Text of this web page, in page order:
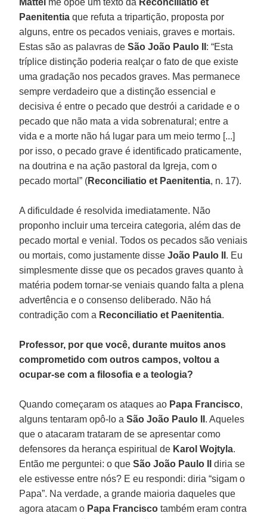
Paenitentia que refuta a tripartição, proposta por
alguns, entre os pecados veniais, graves e mortais.
Estas são as palavras deSão João Paulo II : “Esta
tríplice distinção poderia realçar o fato de que existe
uma gradação nos pecados graves. Mas permanece
sempre verdadeiro que a distinção essencial e
decisiva é entre o pecado que destrói a caridade e o
pecado que não mata a vida sobrenatural; entre a
vida e a morte não há lugar para um meio termo [...]
por isso, o pecado grave é identificado praticamente,
na doutrina e na ação pastoral da Igreja, com o
pecado mortal” (Reconciliatio et Paenitentia, n. 17).
A dificuldade é resolvida imediatamente. Não
proponho incluir uma terceira categoria, além das de
pecado mortal e venial. Todos os pecados são veniais
ou mortais, como justamente disseJoão Paulo II . Eu
simplesmente disse que os pecados graves quanto à
matéria podem tornar-se veniais quando falta a plena
advertência e o consenso deliberado. Não há
contradição com a Reconciliatio et Paenitentia.
Professor, por que você, durante muitos anos
comprometido com outros campos, voltou a
ocupar-se com a filosofia e a teologia?
Quando começaram os ataques ao Papa Francisco,
alguns tentaram opô-lo aSão João Paulo II . Aqueles
que o atacaram trataram de se apresentar como
defensores da herança espiritual de Karol Wojtyla.
Então me perguntei: o queSão João Paulo II
diria se
ele estivesse entre nós? E eu respondi: diria “sigam o
Papa”. Na verdade, a grande maioria daqueles que
agora atacam o Papa Francisco também eram contra